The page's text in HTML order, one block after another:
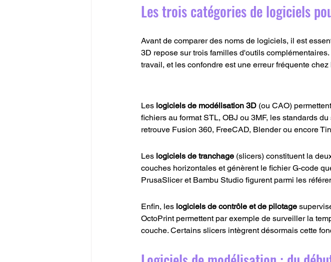
Les trois catégories de logiciels
Avant de comparer des noms de logiciels, il est
3D repose sur trois familles d'outils
travail, et les confondre est une erreur fréquente chez
Les logiciels de modélisation 3D (ou CAO)
fichiers au format STL, OBJ ou 3MF, les standards
retrouve Fusion 360, FreeCAD, Blender ou encore
Les logiciels de tranchage (slicers) constituent la
couches horizontales et génèrent le fichier G-code
PrusaSlicer et Bambu Studio figurent parmi les
Enfin, les logiciels de contrôle et de pilotage
OctoPrint permettent par exemple de surveiller la
couche. Certains slicers intègrent désormais cette